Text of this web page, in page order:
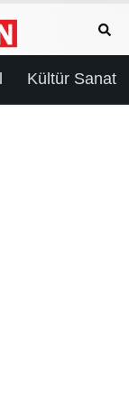
Kültür Sanat